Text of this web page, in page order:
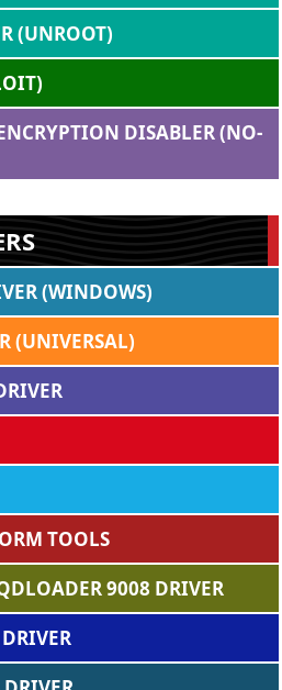
(UNROOT)
DISABLER (NO-
(WINDOWS)
(UNIVERSAL)
TOOLS
9008 DRIVER